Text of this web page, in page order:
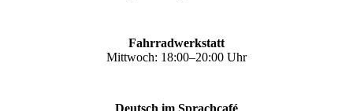
Fahrradwerkstatt
Mittwoch: 18:00–20:00 Uhr